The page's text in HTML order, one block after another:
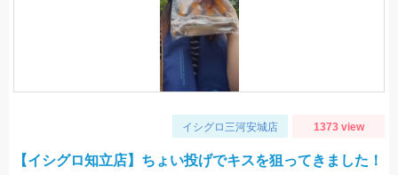
イシグロ三河安城店 1373 view
【イシグロ知立店】ちょい投げでキスを狙ってきました！